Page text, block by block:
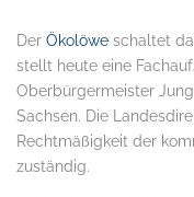
Der Ökolöwe schaltet
stellt heute eine
Oberbürgermeister
Sachsen. Die
Rechtmäßigkeit der
zuständig.